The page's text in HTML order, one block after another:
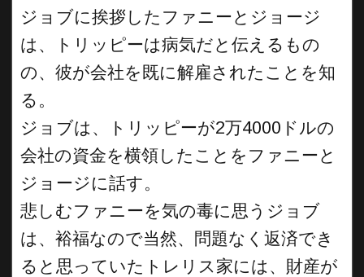
ジョブに挨拶したファニーとジョージ
は、トリッピーは病気だと伝えるもの
の、彼が会社を既に解雇されたことを知
る。
ジョブは、トリッピーが2万4000ドルの
会社の資金を横領したことをファニーと
ジョージに話す。
悲しむファニーを気の毒に思うジョブ
は、裕福なので当然、問題なく返済でき
ると思っていたトレリス家には、財産が